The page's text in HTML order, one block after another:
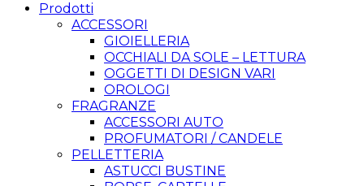
Prodotti
ACCESSORI
GIOIELLERIA
OCCHIALI DA SOLE – LETTURA
OGGETTI DI DESIGN VARI
OROLOGI
FRAGRANZE
ACCESSORI AUTO
PROFUMATORI / CANDELE
PELLETTERIA
ASTUCCI BUSTINE